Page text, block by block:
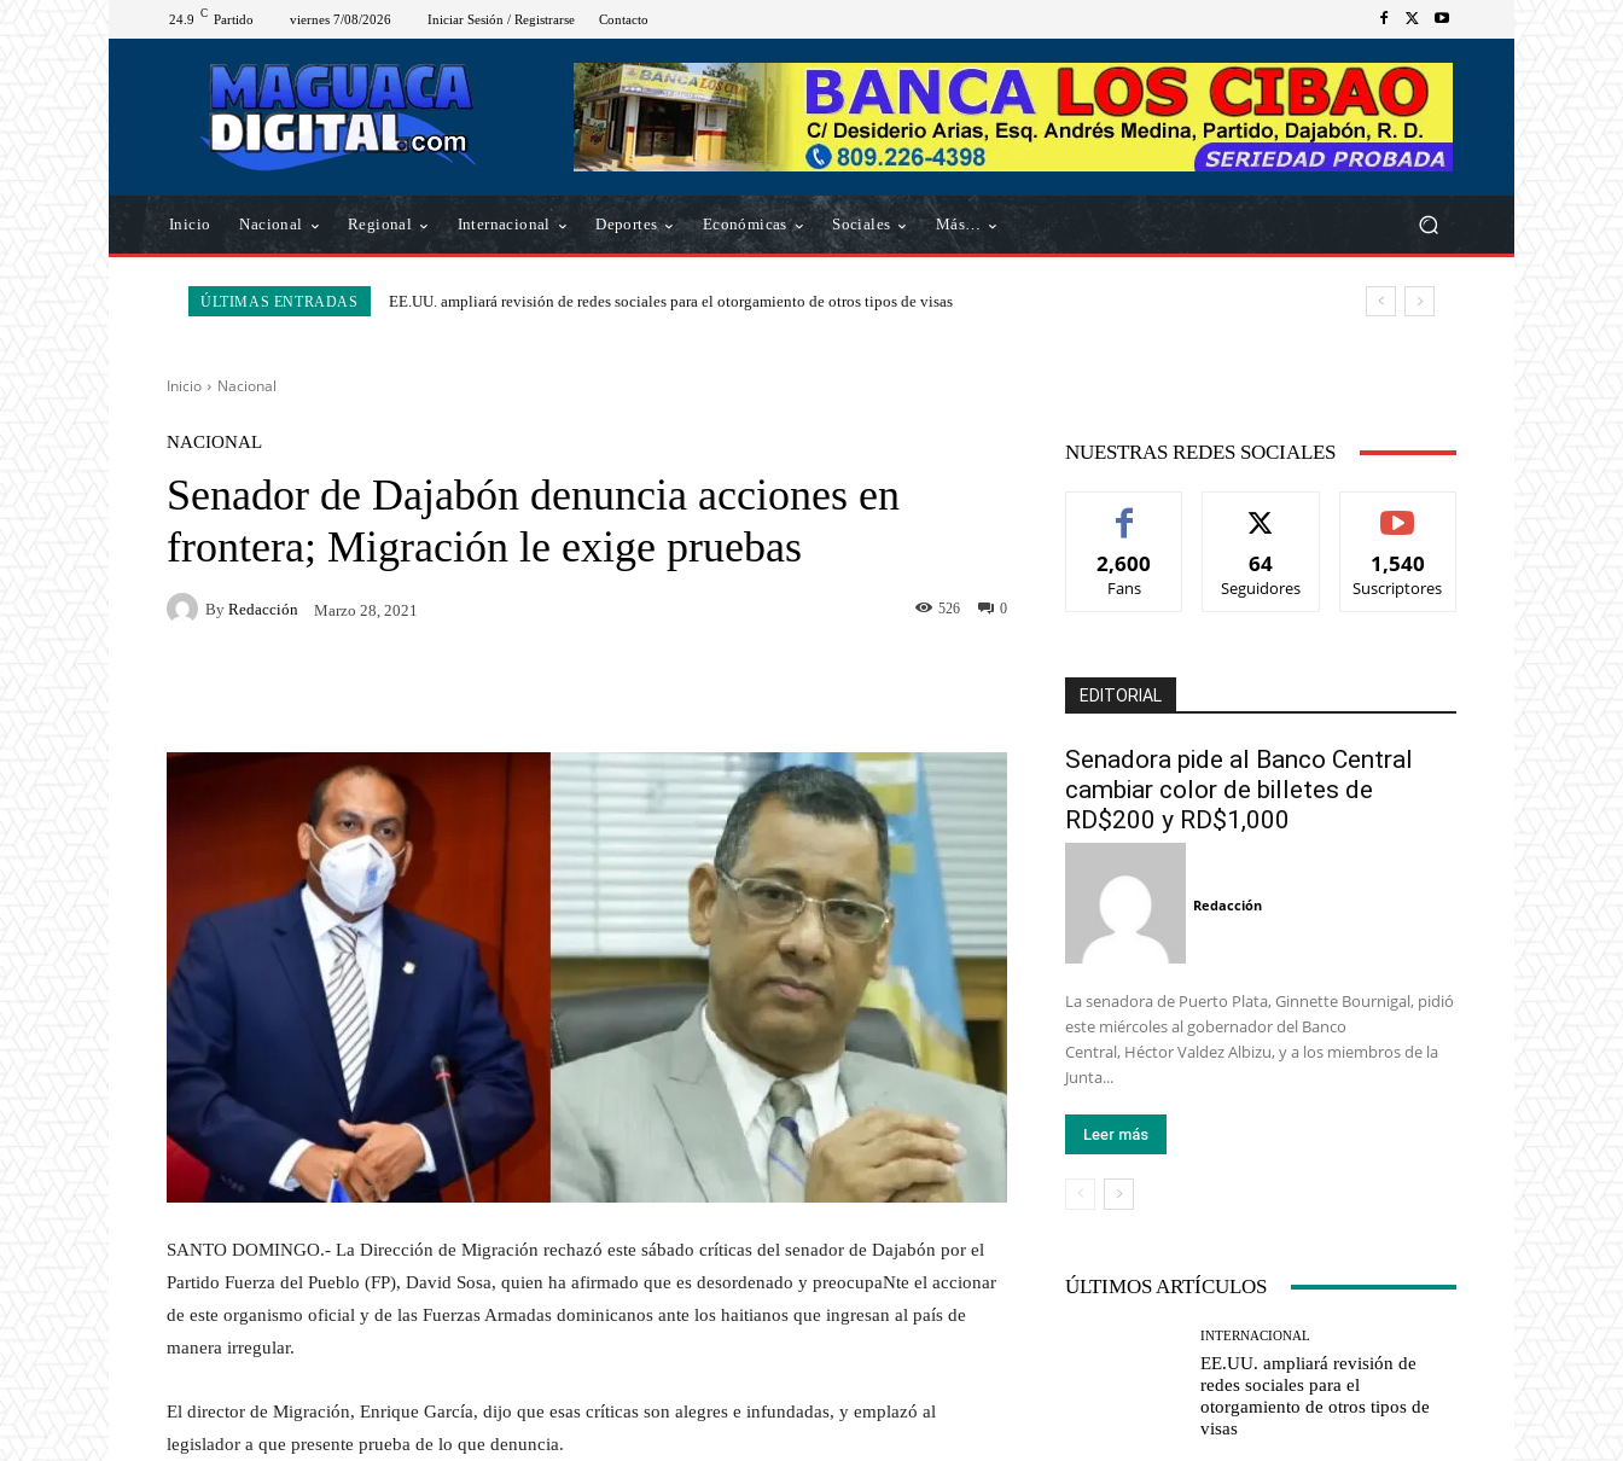
24.9 C Partido viernes 7/08/2026 Iniciar Sesión / Registrarse Contacto
Inicio Nacional Regional Internacional Deportes Económicas Sociales Más…
ÚLTIMAS ENTRADAS EE.UU. ampliará revisión de redes sociales para el otorgamiento de otros tipos de visas
Inicio Nacional
NACIONAL
Senador de Dajabón denuncia acciones en
frontera; Migración le exige pruebas
By Redacción Marzo 28, 2021 0
526
SANTO DOMINGO.- La Dirección de Migración rechazó este sábado críticas del senador de Dajabón por el
Partido Fuerza del Pueblo (FP), David Sosa, quien ha afirmado que es desordenado y preocupaNte el accionar
de este organismo oficial y de las Fuerzas Armadas dominicanos ante los haitianos que ingresan al país de
manera irregular.
El director de Migración, Enrique García, dijo que esas críticas son alegres e infundadas, y emplazó al
legislador a que presente prueba de lo que denuncia.
NUESTRAS REDES SOCIALES
2,600
Fans
64
Seguidores
1,540
Suscriptores
EDITORIAL
Senadora pide al Banco Central
cambiar color de billetes de
RD$200 y RD$1,000
Redacción
La senadora de Puerto Plata, Ginnette Bournigal, pidió
este miércoles al gobernador del Banco
Central, Héctor Valdez Albizu, y a los miembros de la
Junta...
Leer más
ÚLTIMOS ARTÍCULOS
INTERNACIONAL
EE.UU. ampliará revisión de
redes sociales para el
otorgamiento de otros tipos de
visas